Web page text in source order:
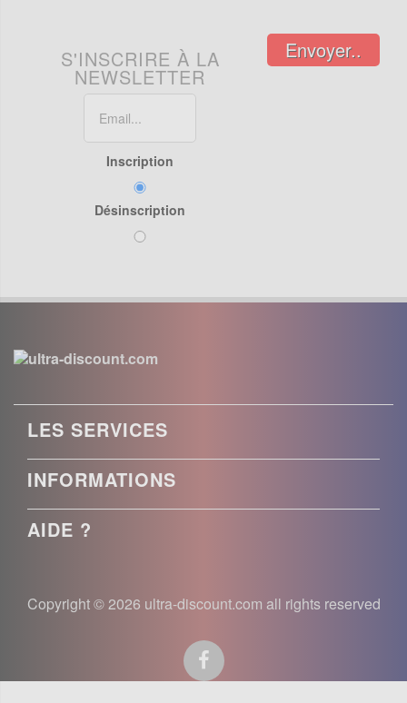
S'INSCRIRE À LA
NEWSLETTER
Inscription
Désinscription
Envoyer..
LES SERVICES
INFORMATIONS
AIDE ?
Copyright © 2026 ultra-discount.com all rights reserved